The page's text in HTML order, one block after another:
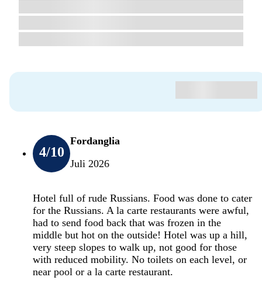
4/10
Fordanglia
Juli 2026
Hotel full of rude Russians. Food was done to cater
for the Russians. A la carte restaurants were awful,
had to send food back that was frozen in the
middle but hot on the outside! Hotel was up a hill,
very steep slopes to walk up, not good for those
with reduced mobility. No toilets on each level, or
near pool or a la carte restaurant.